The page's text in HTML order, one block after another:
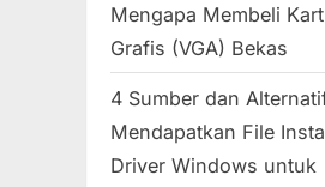
Mengapa Membeli
Grafis (VGA) Bekas
4 Sumber dan
Mendapatkan File
Driver Windows untuk